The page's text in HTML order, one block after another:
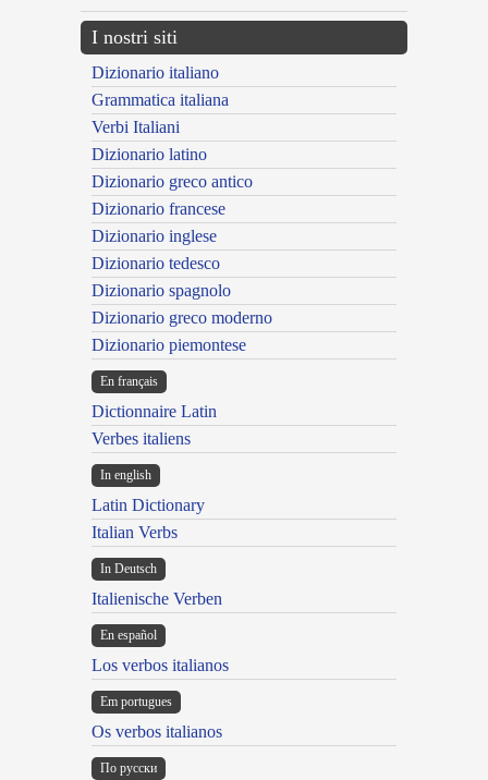
I nostri siti
Dizionario italiano
Grammatica italiana
Verbi Italiani
Dizionario latino
Dizionario greco antico
Dizionario francese
Dizionario inglese
Dizionario tedesco
Dizionario spagnolo
Dizionario greco moderno
Dizionario piemontese
En français
Dictionnaire Latin
Verbes italiens
In english
Latin Dictionary
Italian Verbs
In Deutsch
Italienische Verben
En español
Los verbos italianos
Em portugues
Os verbos italianos
По русски